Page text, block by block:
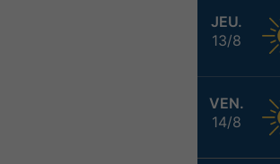
JEU.
13/8
VEN.
14/8